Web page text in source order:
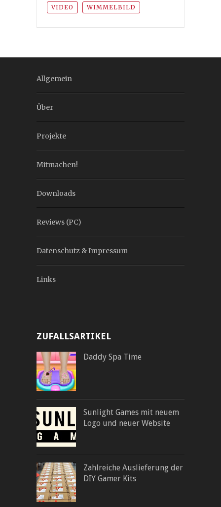
VIDEO WIMMELBILD
Allgemein
Über
Projekte
Mitmachen!
Downloads
Reviews (PC)
Datenschutz & Impressum
Links
ZUFALLSARTIKEL
Daddy Spa Time
Sunlight Games mit neuem
Logo und neuer Website
Zahlreiche Auslieferung der
DIY Gamer Kits